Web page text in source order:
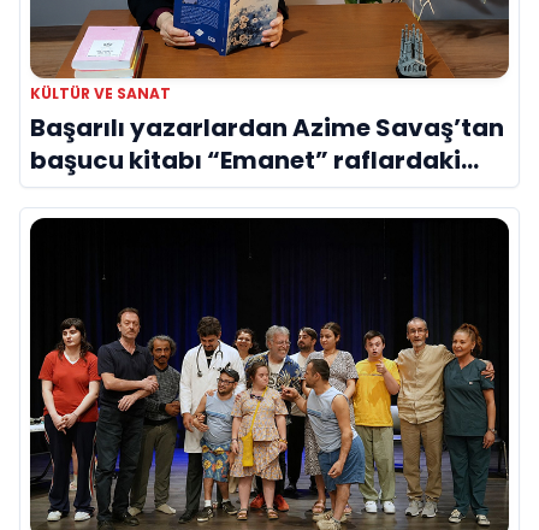
KÜLTÜR VE SANAT
Başarılı yazarlardan Azime Savaş’tan
başucu kitabı “Emanet” raflardaki
yerini aldı